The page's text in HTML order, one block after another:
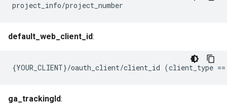
project_info/project_number
default_web_client_id:
{YOUR_CLIENT}/oauth_client/client_id (client_type ==
ga_trackingId: